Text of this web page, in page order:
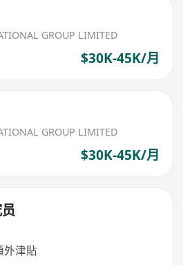
GROUP LIMITED
$30K-45K/月
GROUP LIMITED
$30K-45K/月
外津貼